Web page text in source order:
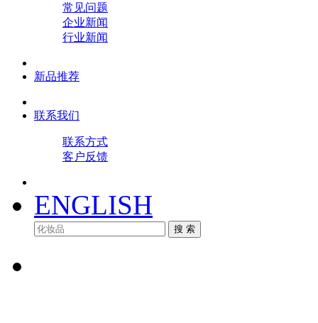
常见问题
企业新闻
行业新闻
新品推荐
联系我们
联系方式
客户反馈
ENGLISH